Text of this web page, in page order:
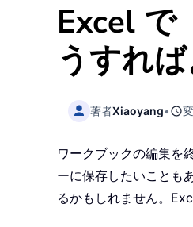
Excel で
うすれ
著者Xiaoyang•
ワークブックの編集を
ーに保存したいことも
るかもしれません。